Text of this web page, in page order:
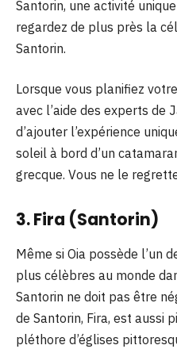
Santorin, une activité
regardez de plus près la
Santorin.
Lorsque vous planifiez
avec l’aide des experts de
d’ajouter l’expérience
soleil à bord d’un
grecque. Vous ne le
3. Fira (Santorin)
Même si Oia possède l’un
plus célèbres au monde
Santorin ne doit pas être
de Santorin, Fira, est aussi
pléthore d’églises